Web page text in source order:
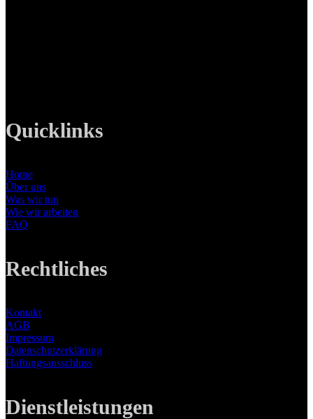
Quicklinks
Home
Über uns
Was wir tun
Wie wir arbeiten
FAQ
Rechtliches
Kontakt
AGB
Impressum
Datenschutzerklärung
Haftungsausschluss
Dienstleistungen